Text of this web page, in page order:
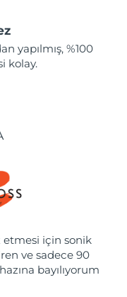
yapılmış, %100
kolay.
için sonik
ve sadece 90
bayılıyorum